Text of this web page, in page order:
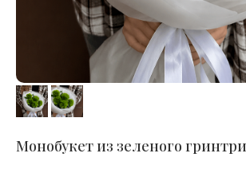
Монобукет из зеленого